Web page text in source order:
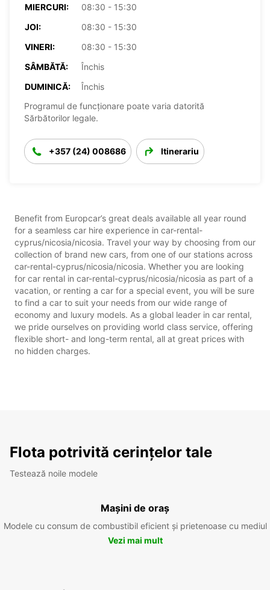
MIERCURI:
08:30 - 15:30
JOI:
08:30 - 15:30
VINERI:
08:30 - 15:30
SÂMBĂTĂ:
Închis
DUMINICĂ:
Închis
Programul de funcționare poate varia datorită
Sărbătorilor legale.
+357 (24) 008686 Itinerariu
Benefit from Europcar’s great deals available all year round
for a seamless car hire experience in car-rental-
cyprus/nicosia/nicosia. Travel your way by choosing from our
collection of brand new cars, from one of our stations across
car-rental-cyprus/nicosia/nicosia. Whether you are looking
for car rental in car-rental-cyprus/nicosia/nicosia as part of a
vacation, or renting a car for a special event, you will be sure
to find a car to suit your needs from our wide range of
economy and luxury models. As a global leader in car rental,
we pride ourselves on providing world class service, offering
flexible short- and long-term rental, all at great prices with
no hidden charges.
Flota potrivită cerințelor tale
Testează noile modele
Mașini de oraș
Modele cu consum de combustibil eficient și prietenoase cu mediul
Vezi mai mult